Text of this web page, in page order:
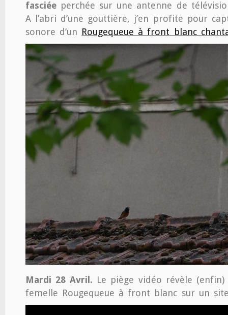
fasciée perchée sur une antenne de
A l’abri d’une gouttière, j’en profite pour
sonore d’un Rougequeue à front blanc
Mardi 28 Avril. Le piège vidéo révèle (enfin)
femelle Rougequeue à front blanc sur un